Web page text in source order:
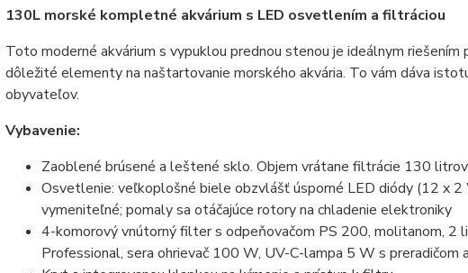
130L morské kompletné akvárium s LED osvetlením a filtráciou
Toto moderné akvárium s vypuklou prednou stenou je ideálnym
dôležité elementy na naštartovanie morského akvária. To vám dáva
obyvateľov.
Vybavenie:
Zaoblené brúsené a leštené sklo. Objem vrátane filtrácie 130 litrov
Osvetlenie: veľkoplošné biele obzvlášť úsporné LED diódy (12 x
vymeniteľné; pomaly sa otáčajúce rotory na chladenie elektroniky
4-komorový vnútorný filter s odpeňovačom PS 200, molitanom, 2
Professional, sera ohrievač 100 W, UV-C-lampa 5 W s